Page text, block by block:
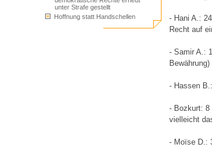
unter Strafe gestellt
Hoffnung statt Handschellen
- Hani A.:
Recht auf
- Samir A.:
Bewährung)
- Hassen
- Bozkurt: 8
vielleicht
- Moïse D.: